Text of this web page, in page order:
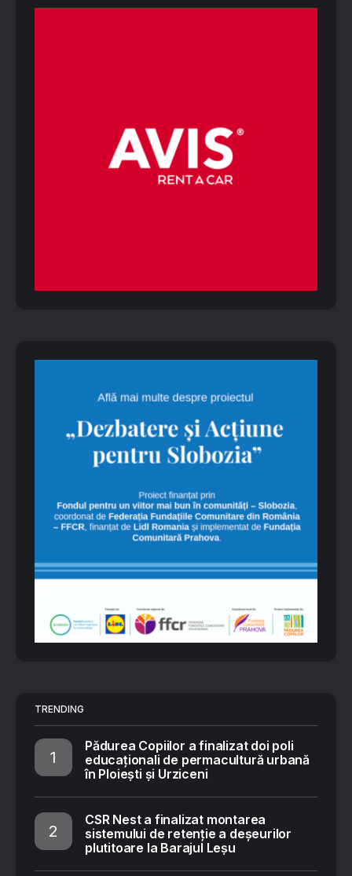
TRENDING
Pădurea Copiilor a finalizat doi poli
educaționali de permacultură urbană
în Ploiești și Urziceni
CSR Nest a finalizat montarea
sistemului de retenție a deșeurilor
plutitoare la Barajul Leșu